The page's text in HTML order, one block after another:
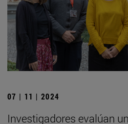
07 | 11 | 2024
Investigadores evalúan